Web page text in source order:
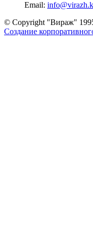
Email:
© Copyright "Вираж"
Создание